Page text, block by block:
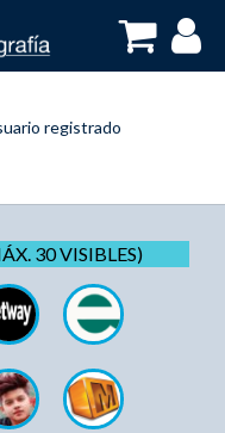
registrado
30 VISIBLES)